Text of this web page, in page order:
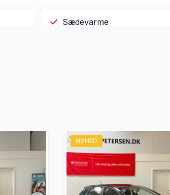
Sædevarme
NYHED